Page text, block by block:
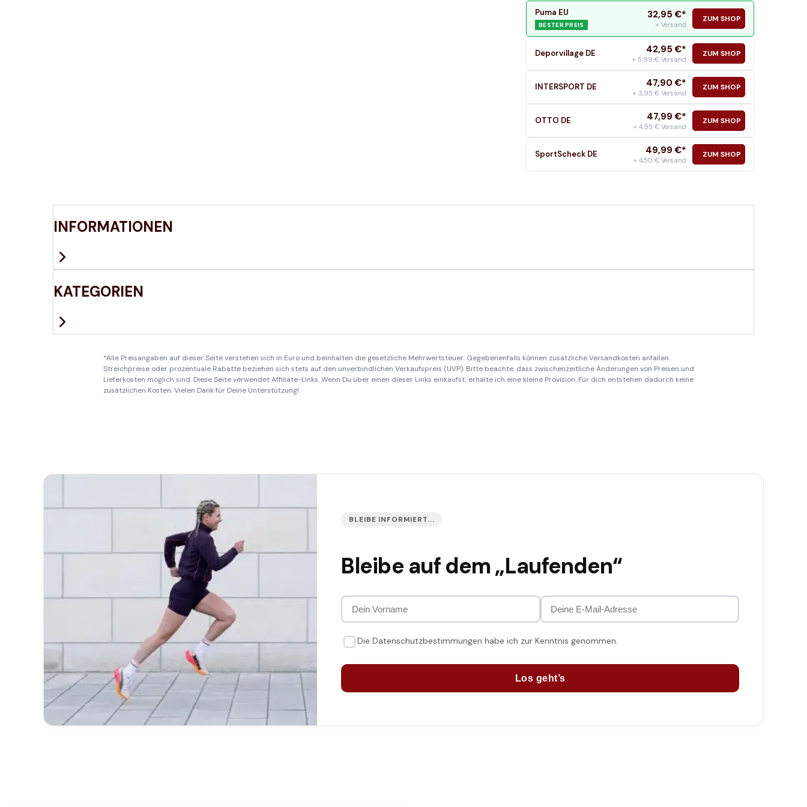
Puma EU
BESTER PREIS
32,95 €*
+ Versand
ZUM SHOP
Deporvillage DE 42,95 €*
+ 5,99 € Versand
ZUM SHOP
INTERSPORT DE 47,90 €*
+ 3,95 € Versand
ZUM SHOP
OTTO DE 47,99 €*
+ 4,95 € Versand
ZUM SHOP
SportScheck DE 49,99 €*
+ 4,50 € Versand
ZUM SHOP
INFORMATIONEN
KATEGORIEN
*Alle Preisangaben auf dieser Seite verstehen sich in Euro und beinhalten die gesetzliche Mehrwertsteuer. Gegebenenfalls können zusätzliche Versandkosten anfallen.
Streichpreise oder prozentuale Rabatte beziehen sich stets auf den unverbindlichen Verkaufspreis (UVP). Bitte beachte, dass zwischenzeitliche Änderungen von Preisen und
Lieferkosten möglich sind. Diese Seite verwendet Affiliate-Links. Wenn Du über einen dieser Links einkaufst, erhalte ich eine kleine Provision. Für dich entstehen dadurch keine
zusätzlichen Kosten. Vielen Dank für Deine Unterstützung!
BLEIBE INFORMIERT...
Bleibe auf dem „Laufenden“
Die Datenschutzbestimmungen habe ich zur Kenntnis genommen.
Los geht’s